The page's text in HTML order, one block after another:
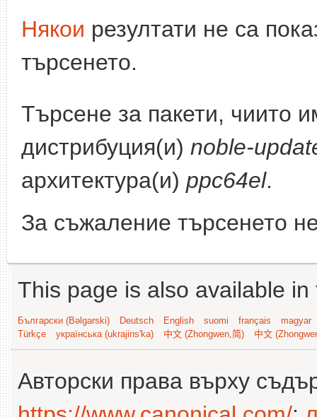
Някои резултати не са
търсенето.
Търсене за пакети, чиито
дистрибуция(и) noble-
архитектура(и) ppc64el.
За съжаление търсенето
This page is also available
Български (Bəlgarski) Deutsch English suomi français
magyar
Türkçe
українська (ukrajins'ka) 中文 (Zhongwen,简) 中文
Авторски права върху